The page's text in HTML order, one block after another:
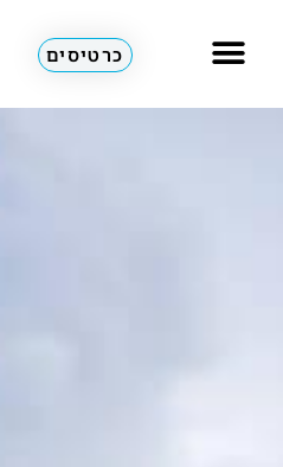
כרטיסים